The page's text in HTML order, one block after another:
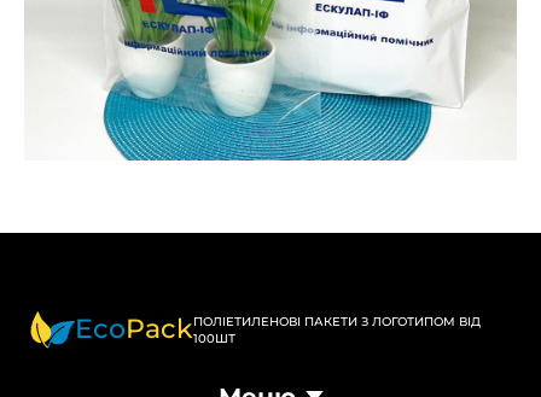
EcoPackПОЛІЕТИЛЕНОВІ ПАКЕТИ З ЛОГОТИПОМ ВІД
100ШТ